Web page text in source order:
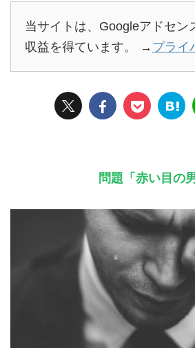
当サイトは、Googleアドセン
収益を得ています。 → プライ
問題「赤い目の男